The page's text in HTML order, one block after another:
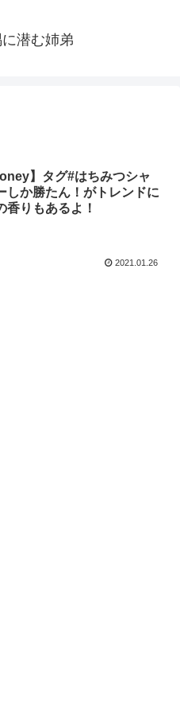
潜む姉弟
】タグ#はちみつシャ
しか勝たん！がトレンドに
香りもあるよ！
2021.01.26